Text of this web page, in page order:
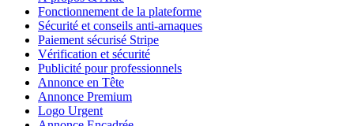
Fonctionnement de la plateforme
Sécurité et conseils anti-arnaques
Paiement sécurisé Stripe
Vérification et sécurité
Publicité pour professionnels
Annonce en Tête
Annonce Premium
Logo Urgent